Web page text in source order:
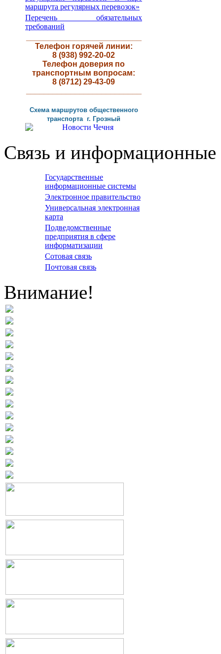
маршрута регулярных перевозок»
Перечень обязательных
требований
Телефон горячей линии:
8 (938) 992-20-02
Телефон доверия по
транспортным вопросам:
8 (8712) 29-43-09
Схема маршрутов общественного
транспорта г. Грозный
Связь и информационные
Государственные
информационные системы
Электронное правительство
Универсальная электронная
карта
Подведомственные
предприятия в сфере
информатизации
Сотовая связь
Почтовая связь
Внимание!